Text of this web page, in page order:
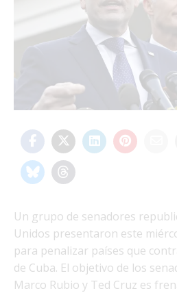
Un grupo de senadores
Unidos presentaron este
para penalizar países que
de Cuba. El objetivo de los
Marco Rubio y Ted Cruz es